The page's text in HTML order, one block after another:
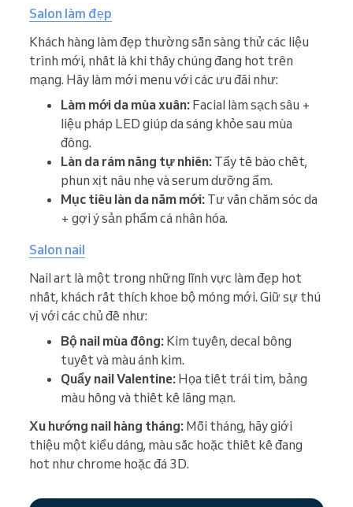
Salon làm đẹp
Khách hàng làm đẹp thường sẵn sàng thử các liệu
trình mới, nhất là khi thấy chúng đang hot trên
mạng. Hãy làm mới menu với các ưu đãi như:
Làm mới da mùa xuân: Facial làm sạch sâu +
liệu pháp LED giúp da sáng khỏe sau mùa
đông.
Làn da rám nắng tự nhiên: Tẩy tế bào chết,
phun xịt nâu nhẹ và serum dưỡng ẩm.
Mục tiêu làn da năm mới: Tư vấn chăm sóc da
+ gợi ý sản phẩm cá nhân hóa.
Salon nail
Nail art là một trong những lĩnh vực làm đẹp hot
nhất, khách rất thích khoe bộ móng mới. Giữ sự thú
vị với các chủ đề như:
Bộ nail mùa đông: Kim tuyến, decal bông
tuyết và màu ánh kim.
Quẩy nail Valentine: Họa tiết trái tim, bảng
màu hồng và thiết kế lãng mạn.
Xu hướng nail hàng tháng: Mỗi tháng, hãy giới
thiệu một kiểu dáng, màu sắc hoặc thiết kế đang
hot như chrome hoặc đá 3D.